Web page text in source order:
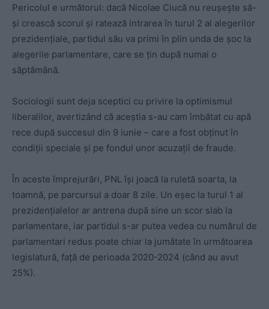
Pericolul e următorul: dacă Nicolae Ciucă nu reușește să-
și crească scorul și ratează intrarea în turul 2 al alegerilor
prezidențiale, partidul său va primi în plin unda de șoc la
alegerile parlamentare, care se țin după numai o
săptămână.
Sociologii sunt deja sceptici cu privire la optimismul
liberalilor, avertizând că aceștia s-au cam îmbătat cu apă
rece după succesul din 9 iunie – care a fost obținut în
condiții speciale și pe fondul unor acuzații de fraude.
În aceste împrejurări, PNL își joacă la ruletă soarta, la
toamnă, pe parcursul a doar 8 zile. Un eșec la turul 1 al
prezidențialelor ar antrena după sine un scor slab la
parlamentare, iar partidul s-ar putea vedea cu numărul de
parlamentari redus poate chiar la jumătate în următoarea
legislatură, față de perioada 2020-2024 (când au avut
25%).